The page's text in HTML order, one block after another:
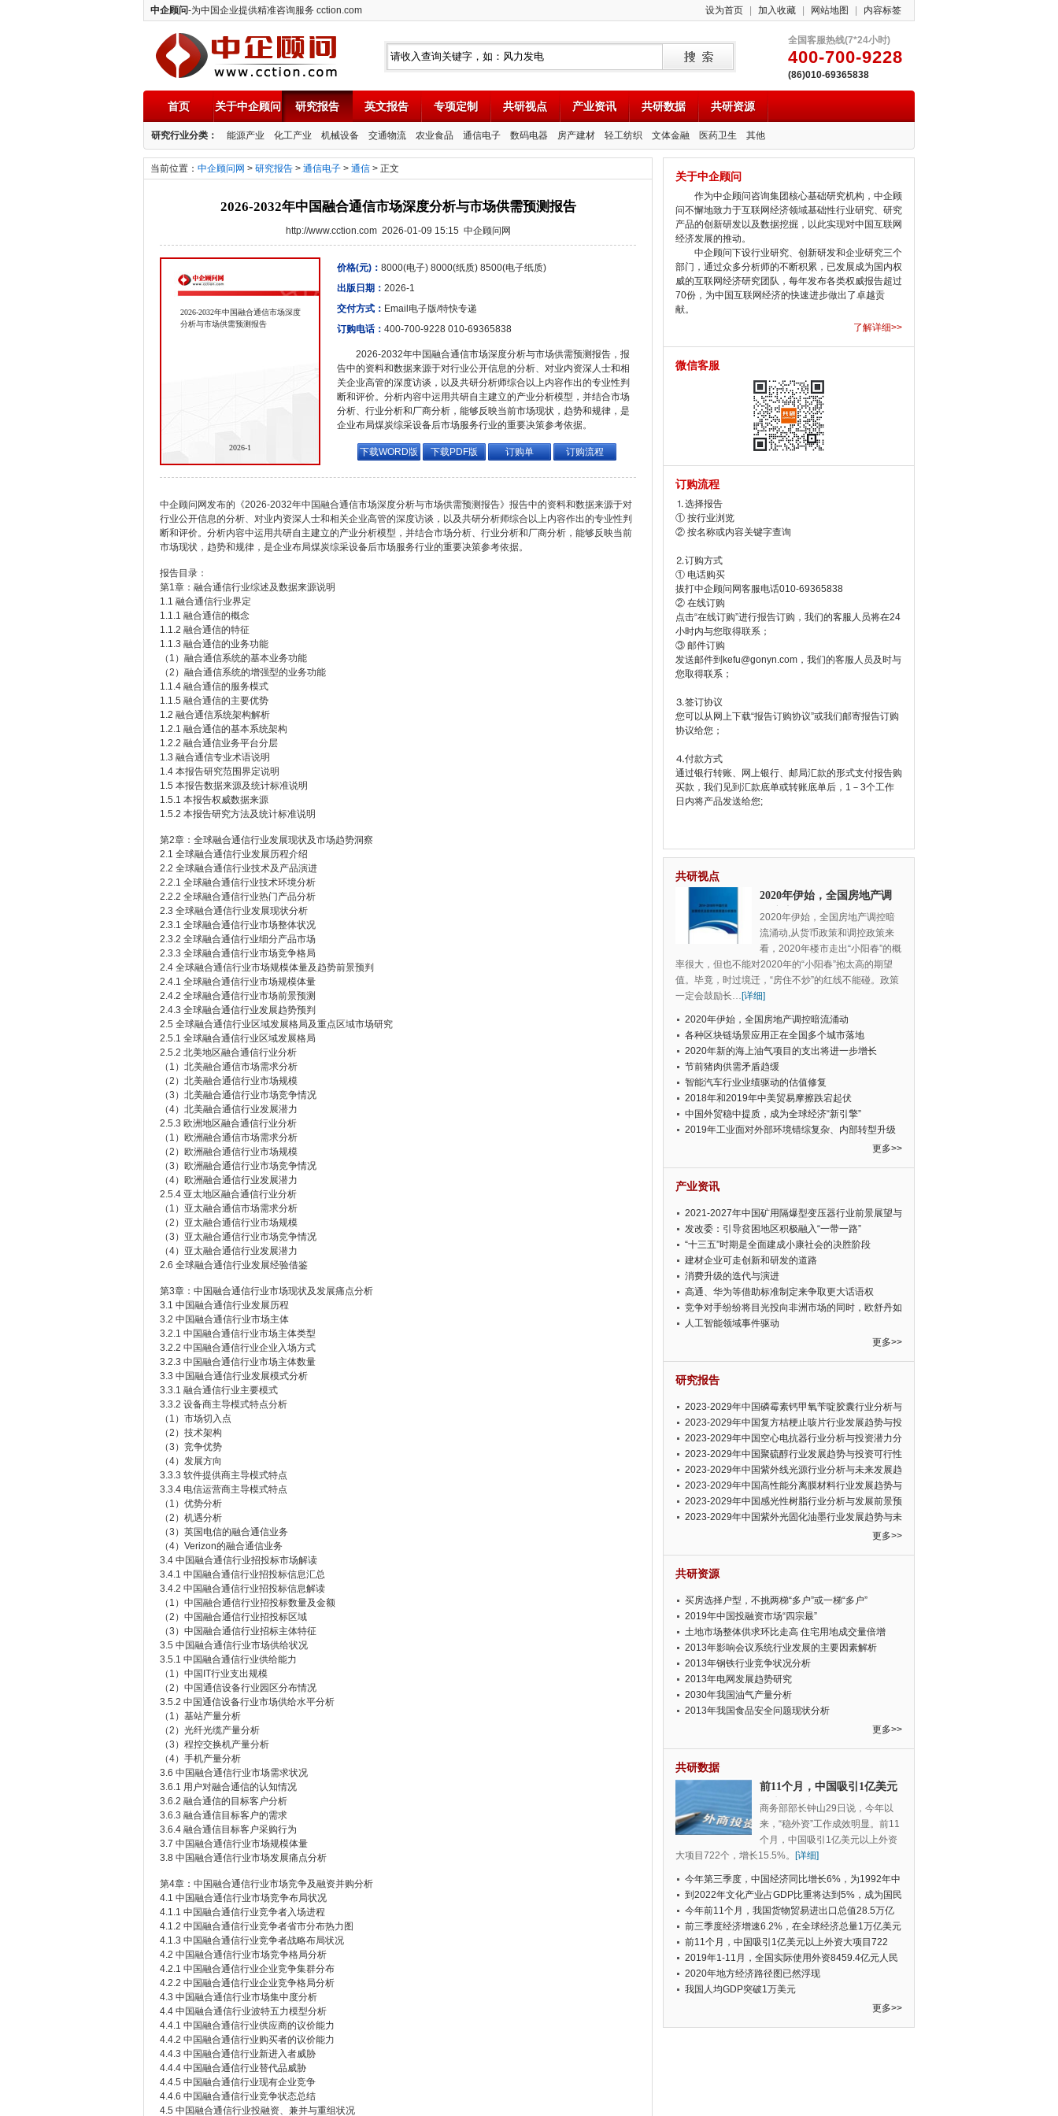
中企顾问-为中国企业提供精准咨询服务 cction.com 设为首页 加入收藏 网站地图 内容标签
中企顾问
全国客服热线(7*24小时)
400-700-9228
(86)010-69365838
首页 关于中企顾问 研究报告 英文报告 专项定制 共研视点 产业资讯 共研数据 共研资源
研究行业分类： 能源产业 化工产业 机械设备 交通物流 农业食品 通信电子 数码电器 房产建材 轻工纺织 文体金融 医药卫生 其他
当前位置： 中企顾问网 > 研究报告 > 通信电子 > 通信 > 正文
2026-2032年中国融合通信市场深度分析与市场供需预测报告
http://www.cction.com 2026-01-09 15:15 中企顾问网
2026-2032年中国融合通信市场深度
分析与市场供需预测报告
2026-1
价格(元)： 8000(电子) 8000(纸质) 8500(电子纸质)
出版日期： 2026-1
交付方式： Email电子版/特快专递
订购电话： 400-700-9228 010-69365838
2026-2032年中国融合通信市场深度分析与市场供需预测报告，报
告中的资料和数据来源于对行业公开信息的分析、对业内资深人士和相
关企业高管的深度访谈，以及共研分析师综合以上内容作出的专业性判
断和评价。分析内容中运用共研自主建立的产业分析模型，并结合市场
分析、行业分析和厂商分析，能够反映当前市场现状，趋势和规律，是
企业布局煤炭综采设备后市场服务行业的重要决策参考依据。
下载WORD版 下载PDF版 订购单 订购流程
中企顾问网发布的《2026-2032年中国融合通信市场深度分析与市场供需预测报告》报告中的资料和数据来源于对
行业公开信息的分析、对业内资深人士和相关企业高管的深度访谈，以及共研分析师综合以上内容作出的专业性判
断和评价。分析内容中运用共研自主建立的产业分析模型，并结合市场分析、行业分析和厂商分析，能够反映当前
市场现状，趋势和规律，是企业布局煤炭综采设备后市场服务行业的重要决策参考依据。
报告目录：
第1章：融合通信行业综述及数据来源说明
1.1 融合通信行业界定
1.1.1 融合通信的概念
1.1.2 融合通信的特征
1.1.3 融合通信的业务功能
（1）融合通信系统的基本业务功能
（2）融合通信系统的增强型的业务功能
1.1.4 融合通信的服务模式
1.1.5 融合通信的主要优势
1.2 融合通信系统架构解析
1.2.1 融合通信的基本系统架构
1.2.2 融合通信业务平台分层
1.3 融合通信专业术语说明
1.4 本报告研究范围界定说明
1.5 本报告数据来源及统计标准说明
1.5.1 本报告权威数据来源
1.5.2 本报告研究方法及统计标准说明
第2章：全球融合通信行业发展现状及市场趋势洞察
2.1 全球融合通信行业发展历程介绍
2.2 全球融合通信行业技术及产品演进
2.2.1 全球融合通信行业技术环境分析
2.2.2 全球融合通信行业热门产品分析
2.3 全球融合通信行业发展现状分析
2.3.1 全球融合通信行业市场整体状况
2.3.2 全球融合通信行业细分产品市场
2.3.3 全球融合通信行业市场竞争格局
2.4 全球融合通信行业市场规模体量及趋势前景预判
2.4.1 全球融合通信行业市场规模体量
2.4.2 全球融合通信行业市场前景预测
2.4.3 全球融合通信行业发展趋势预判
2.5 全球融合通信行业区域发展格局及重点区域市场研究
2.5.1 全球融合通信行业区域发展格局
2.5.2 北美地区融合通信行业分析
（1）北美融合通信市场需求分析
（2）北美融合通信行业市场规模
（3）北美融合通信行业市场竞争情况
（4）北美融合通信行业发展潜力
2.5.3 欧洲地区融合通信行业分析
（1）欧洲融合通信市场需求分析
（2）欧洲融合通信行业市场规模
（3）欧洲融合通信行业市场竞争情况
（4）欧洲融合通信行业发展潜力
2.5.4 亚太地区融合通信行业分析
（1）亚太融合通信市场需求分析
（2）亚太融合通信行业市场规模
（3）亚太融合通信行业市场竞争情况
（4）亚太融合通信行业发展潜力
2.6 全球融合通信行业发展经验借鉴
第3章：中国融合通信行业市场现状及发展痛点分析
3.1 中国融合通信行业发展历程
3.2 中国融合通信行业市场主体
3.2.1 中国融合通信行业市场主体类型
3.2.2 中国融合通信行业企业入场方式
3.2.3 中国融合通信行业市场主体数量
3.3 中国融合通信行业发展模式分析
3.3.1 融合通信行业主要模式
3.3.2 设备商主导模式特点分析
（1）市场切入点
（2）技术架构
（3）竞争优势
（4）发展方向
3.3.3 软件提供商主导模式特点
3.3.4 电信运营商主导模式特点
（1）优势分析
（2）机遇分析
（3）英国电信的融合通信业务
（4）Verizon的融合通信业务
3.4 中国融合通信行业招投标市场解读
3.4.1 中国融合通信行业招投标信息汇总
3.4.2 中国融合通信行业招投标信息解读
（1）中国融合通信行业招投标数量及金额
（2）中国融合通信行业招投标区域
（3）中国融合通信行业招标主体特征
3.5 中国融合通信行业市场供给状况
3.5.1 中国融合通信行业供给能力
（1）中国IT行业支出规模
（2）中国通信设备行业园区分布情况
3.5.2 中国通信设备行业市场供给水平分析
（1）基站产量分析
（2）光纤光缆产量分析
（3）程控交换机产量分析
（4）手机产量分析
3.6 中国融合通信行业市场需求状况
3.6.1 用户对融合通信的认知情况
3.6.2 融合通信的目标客户分析
3.6.3 融合通信目标客户的需求
3.6.4 融合通信目标客户采购行为
3.7 中国融合通信行业市场规模体量
3.8 中国融合通信行业市场发展痛点分析
第4章：中国融合通信行业市场竞争及融资并购分析
4.1 中国融合通信行业市场竞争布局状况
4.1.1 中国融合通信行业竞争者入场进程
4.1.2 中国融合通信行业竞争者省市分布热力图
4.1.3 中国融合通信行业竞争者战略布局状况
4.2 中国融合通信行业市场竞争格局分析
4.2.1 中国融合通信行业企业竞争集群分布
4.2.2 中国融合通信行业企业竞争格局分析
4.3 中国融合通信行业市场集中度分析
4.4 中国融合通信行业波特五力模型分析
4.4.1 中国融合通信行业供应商的议价能力
4.4.2 中国融合通信行业购买者的议价能力
4.4.3 中国融合通信行业新进入者威胁
4.4.4 中国融合通信行业替代品威胁
4.4.5 中国融合通信行业现有企业竞争
4.4.6 中国融合通信行业竞争状态总结
4.5 中国融合通信行业投融资、兼并与重组状况
关于中企顾问
作为中企顾问咨询集团核心基础研究机构，中企顾
问不懈地致力于互联网经济领域基础性行业研究、研究
产品的创新研发以及数据挖掘，以此实现对中国互联网
经济发展的推动。
中企顾问下设行业研究、创新研发和企业研究三个
部门，通过众多分析师的不断积累，已发展成为国内权
威的互联网经济研究团队，每年发布各类权威报告超过
70份，为中国互联网经济的快速进步做出了卓越贡
献。
了解详细>>
微信客服
订购流程
⒈选择报告
① 按行业浏览
② 按名称或内容关键字查询
⒉订购方式
① 电话购买
拔打中企顾问网客服电话010-69365838
② 在线订购
点击“在线订购”进行报告订购，我们的客服人员将在24
小时内与您取得联系；
③ 邮件订购
发送邮件到kefu@gonyn.com，我们的客服人员及时与
您取得联系；
⒊签订协议
您可以从网上下载“报告订购协议”或我们邮寄报告订购
协议给您；
⒋付款方式
通过银行转账、网上银行、邮局汇款的形式支付报告购
买款，我们见到汇款底单或转账底单后，1－3个工作
日内将产品发送给您;
共研视点
2020年伊始，全国房地产调
控暗流涌动
2020年伊始，全国房地产调控暗
流涌动,从货币政策和调控政策来
看，2020年楼市走出“小阳春”的概
率很大，但也不能对2020年的“小阳春”抱太高的期望
值。毕竟，时过境迁，“房住不炒”的红线不能碰。政策
一定会鼓励长…[详细]
2020年伊始，全国房地产调控暗流涌动
各种区块链场景应用正在全国多个城市落地
2020年新的海上油气项目的支出将进一步增长
节前猪肉供需矛盾趋缓
智能汽车行业业绩驱动的估值修复
2018年和2019年中美贸易摩擦跌宕起伏
中国外贸稳中提质，成为全球经济“新引擎”
2019年工业面对外部环境错综复杂、内部转型升级
更多>>
产业资讯
2021-2027年中国矿用隔爆型变压器行业前景展望与
投资前景预测报告
发改委：引导贫困地区积极融入“一带一路”
“十三五”时期是全面建成小康社会的决胜阶段
建材企业可走创新和研发的道路
消费升级的迭代与演进
高通、华为等借助标准制定来争取更大话语权
竞争对手纷纷将目光投向非洲市场的同时，欧舒丹如
此淡定，难道就真的不怕丧失先机吗?
人工智能领域事件驱动
更多>>
研究报告
2023-2029年中国磷霉素钙甲氧苄啶胶囊行业分析与
投资可行性报告
2023-2029年中国复方桔梗止咳片行业发展趋势与投
资潜力分析报告
2023-2029年中国空心电抗器行业分析与投资潜力分
析报告
2023-2029年中国聚硫醇行业发展趋势与投资可行性
报告
2023-2029年中国紫外线光源行业分析与未来发展趋
势报告
2023-2029年中国高性能分离膜材料行业发展趋势与
发展前景预测报告
2023-2029年中国感光性树脂行业分析与发展前景预
测报告
2023-2029年中国紫外光固化油墨行业发展趋势与未
更多>>
共研资源
买房选择户型，不挑两梯“多户”或一梯“多户”
2019年中国投融资市场“四宗最”
土地市场整体供求环比走高 住宅用地成交量倍增
2013年影响会议系统行业发展的主要因素解析
2013年钢铁行业竞争状况分析
2013年电网发展趋势研究
2030年我国油气产量分析
2013年我国食品安全问题现状分析
更多>>
共研数据
前11个月，中国吸引1亿美元
以上外资大项目722个，增长
15.5%
商务部部长钟山29日说，今年以
来，“稳外资”工作成效明显。前11
个月，中国吸引1亿美元以上外资
大项目722个，增长15.5%。 [详细]
今年第三季度，中国经济同比增长6%，为1992年中
国有季度数据以来的新低
到2022年文化产业占GDP比重将达到5%，成为国民
经济支柱产业
今年前11个月，我国货物贸易进出口总值28.5万亿
元人民币，比去年同期增长2.4%
前三季度经济增速6.2%，在全球经济总量1万亿美元
以上的经济体中增速最快
前11个月，中国吸引1亿美元以上外资大项目722
个，增长15.5%
2019年1-11月，全国实际使用外资8459.4亿元人民
币，同比增长6.0%
2020年地方经济路径图已然浮现
我国人均GDP突破1万美元
更多>>